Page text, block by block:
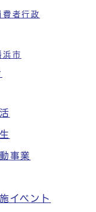
費者行政
浜市
事業
イベント